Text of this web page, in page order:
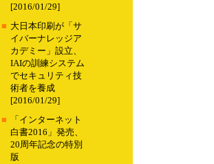
[2016/01/29]
■ 大日本印刷が「サ
イバーナレッジア
カデミー」設立、
IAIの訓練システム
でセキュリティ技
術者を養成
[2016/01/29]
■
「インターネット
白書2016」発売、
20周年記念の特別
版